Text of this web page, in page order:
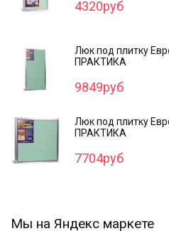
4320руб
Люк под плитку
ПРАКТИКА
9849руб
Люк под плитку
ПРАКТИКА
7704руб
Мы на Яндекс маркете